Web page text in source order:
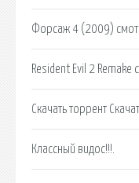
Форсаж 4 (2009)
Resident Evil 2 Remake
Скачать торрент
Классный видос!!!.